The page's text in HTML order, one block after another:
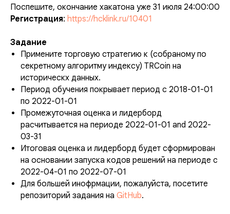
Поспешите, окончание хакатона уже 31 июля 24:00:00
Регистрация: https://hcklink.ru/10401
Задание
Примените торговую стратегию к (собраному по
секретному алгоритму индексу) TRCoin на
историческх данных.
Период обучения покрывает период с 2018-01-01
по 2022-01-01
Промежуточная оценка и лидерборд
расчитывается на периоде 2022-01-01 and 2022-
03-31
Итоговая оценка и лидерборд будет сформирован
на основании запуска кодов решений на периоде с
2022-04-01 по 2022-07-01
Для большей инофрмации, пожалуйста, посетите
репозиторий задания на GitHub.